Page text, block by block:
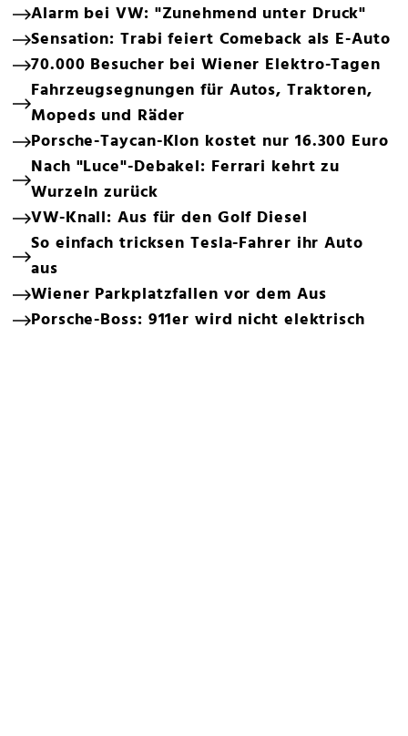
Alarm bei VW: "Zunehmend unter Druck"
Sensation: Trabi feiert Comeback als E-Auto
70.000 Besucher bei Wiener Elektro-Tagen
Fahrzeugsegnungen für Autos, Traktoren,
Mopeds und Räder
Porsche-Taycan-Klon kostet nur 16.300 Euro
Nach "Luce"-Debakel: Ferrari kehrt zu
Wurzeln zurück
VW-Knall: Aus für den Golf Diesel
So einfach tricksen Tesla-Fahrer ihr Auto
aus
Wiener Parkplatzfallen vor dem Aus
Porsche-Boss: 911er wird nicht elektrisch